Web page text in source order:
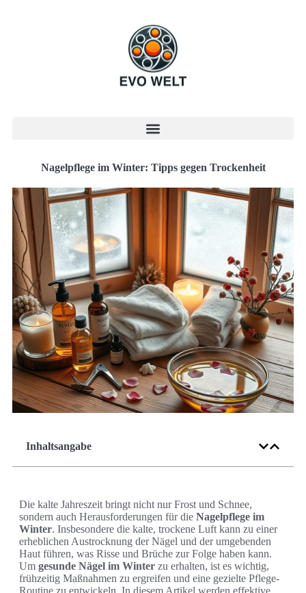
Nagelpflege im Winter: Tipps gegen Trockenheit
Inhaltsangabe
Die kalte Jahreszeit bringt nicht nur Frost und Schnee,
sondern auch Herausforderungen für die Nagelpflege im
Winter. Insbesondere die kalte, trockene Luft kann zu einer
erheblichen Austrocknung der Nägel und der umgebenden
Haut führen, was Risse und Brüche zur Folge haben kann.
Um gesunde Nägel im Winter zu erhalten, ist es wichtig,
frühzeitig Maßnahmen zu ergreifen und eine gezielte Pflege-